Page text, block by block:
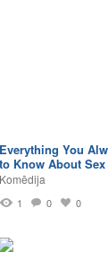
Everything You
to Know About
Komēdija
1 0 0